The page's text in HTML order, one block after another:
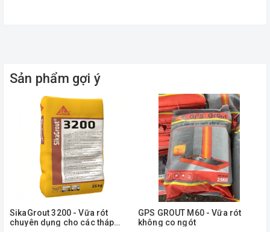
Sản phẩm gợi ý
SikaGrout 3200 - Vữa rót
chuyên dụng cho các tháp
GPS GROUT M60 - Vữa rót
không co ngót